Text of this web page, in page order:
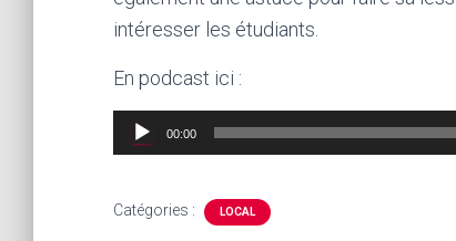
intéresser les étudiants.
En podcast ici :
Lecteur
audio
00:00
Catégories : LOCAL